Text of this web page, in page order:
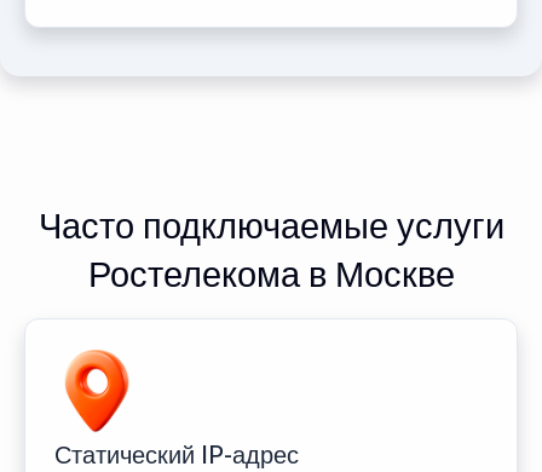
Часто подключаемые услуги
Ростелекома в Москве
Статический IP-адрес